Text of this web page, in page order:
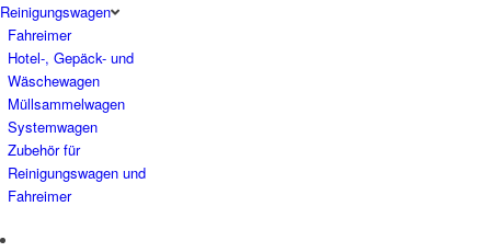
Reinigungswagen
Fahreimer
Hotel-, Gepäck- und
Wäschewagen
Müllsammelwagen
Systemwagen
Zubehör für
Reinigungswagen und
Fahreimer